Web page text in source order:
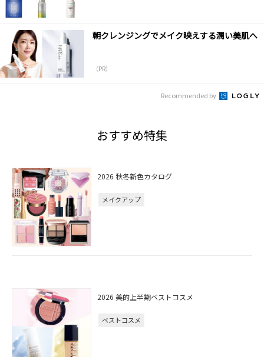
朝クレンジングでメイク映えする潤い美肌へ
（PR）
Recommended by
おすすめ特集
2026 秋冬新色カタログ
メイクアップ
2026 美的上半期ベストコスメ
ベストコスメ